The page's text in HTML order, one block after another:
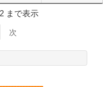
まで表示
次